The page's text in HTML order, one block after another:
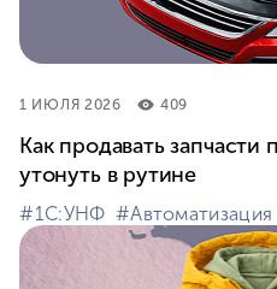
1 ИЮЛЯ 2026 409
Как продавать
утонуть в рутине
#⁣1С:УНФ #⁣Автоматизация